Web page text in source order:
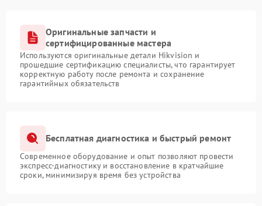
Оригинальные запчасти и
сертифицированные мастера
Используются оригинальные детали Hikvision и
прошедшие сертификацию специалисты, что гарантирует
корректную работу после ремонта и сохранение
гарантийных обязательств
Бесплатная диагностика и быстрый ремонт
Современное оборудование и опыт позволяют провести
экспресс-диагностику и восстановление в кратчайшие
сроки, минимизируя время без устройства